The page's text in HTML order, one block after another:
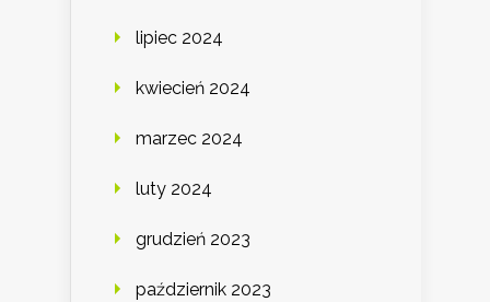
lipiec 2024
kwiecień 2024
marzec 2024
luty 2024
grudzień 2023
październik 2023